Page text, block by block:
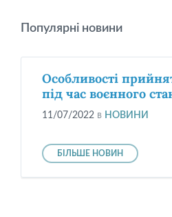
Популярні новини
Особливості
під час воєнного
11/07/2022 в НОВИНИ
БІЛЬШЕ НОВИН